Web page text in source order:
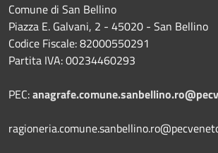
Comune di San Bellino
Piazza E. Galvani, 2 - 45020 - San Bellino
Codice Fiscale: 82000550291
Partita IVA: 00234460293
PEC: